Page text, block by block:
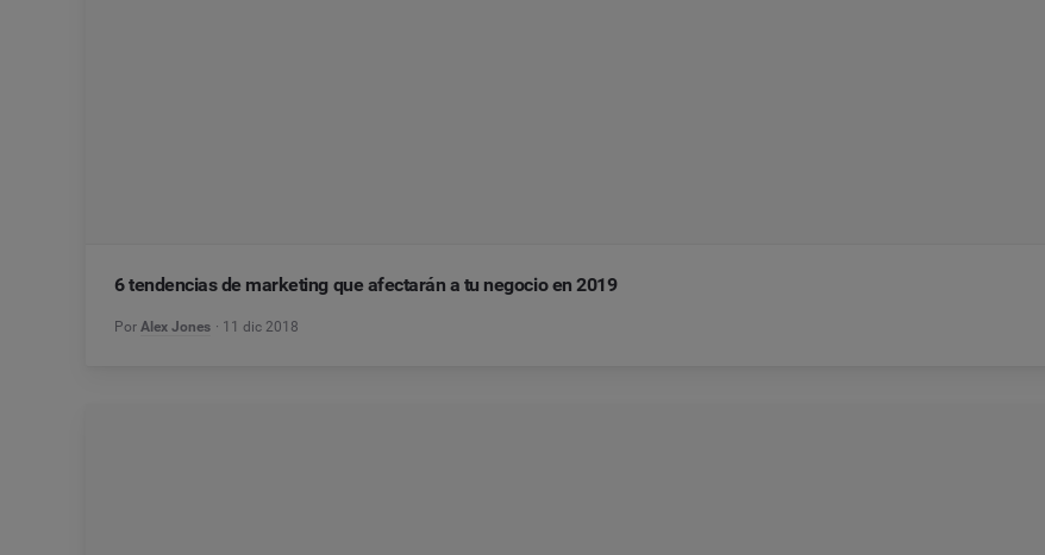
6 tendencias de marketing que afectarán a tu negocio en 2019
Por Alex Jones 11 dic 2018